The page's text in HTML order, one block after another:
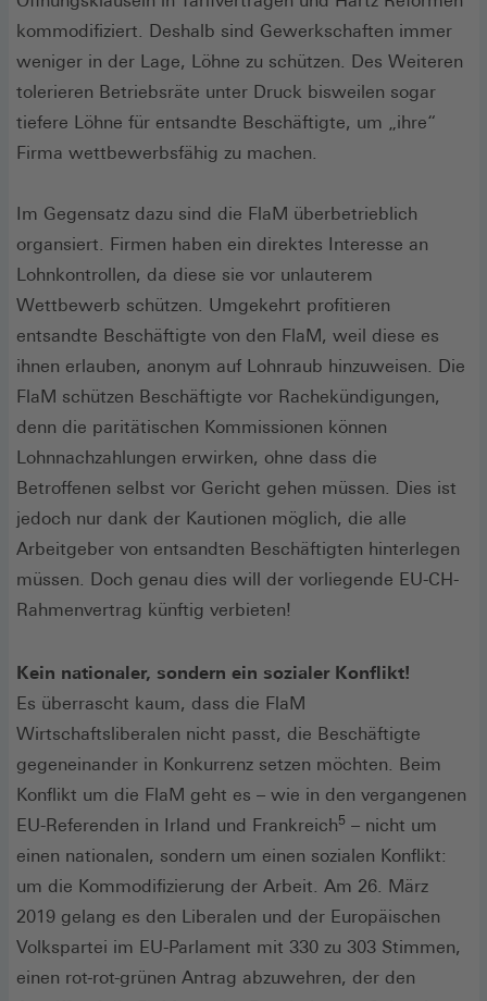
kommodifiziert. Deshalb sind Gewerkschaften immer
weniger in der Lage, Löhne zu schützen. Des Weiteren
tolerieren Betriebsräte unter Druck bisweilen sogar
tiefere Löhne für entsandte Beschäftigte, um „ihre“
Firma wettbewerbsfähig zu machen.
Im Gegensatz dazu sind die FlaM überbetrieblich
organsiert. Firmen haben ein direktes Interesse an
Lohnkontrollen, da diese sie vor unlauterem
Wettbewerb schützen. Umgekehrt profitieren
entsandte Beschäftigte von den FlaM, weil diese es
ihnen erlauben, anonym auf Lohnraub hinzuweisen. Die
FlaM schützen Beschäftigte vor Rachekündigungen,
denn die paritätischen Kommissionen können
Lohnnachzahlungen erwirken, ohne dass die
Betroffenen selbst vor Gericht gehen müssen. Dies ist
jedoch nur dank der Kautionen möglich, die alle
Arbeitgeber von entsandten Beschäftigten hinterlegen
müssen. Doch genau dies will der vorliegende EU-CH-
Rahmenvertrag künftig verbieten!
Kein nationaler, sondern ein sozialer Konflikt!
Es überrascht kaum, dass die FlaM
Wirtschaftsliberalen nicht passt, die Beschäftigte
gegeneinander in Konkurrenz setzen möchten. Beim
Konflikt um die FlaM geht es – wie in den vergangenen
EU-Referenden in Irland und Frankreich5 – nicht um
einen nationalen, sondern um einen sozialen Konflikt:
um die Kommodifizierung der Arbeit. Am 26. März
2019 gelang es den Liberalen und der Europäischen
Volkspartei im EU-Parlament mit 330 zu 303 Stimmen,
einen rot-rot-grünen Antrag abzuwehren, der den